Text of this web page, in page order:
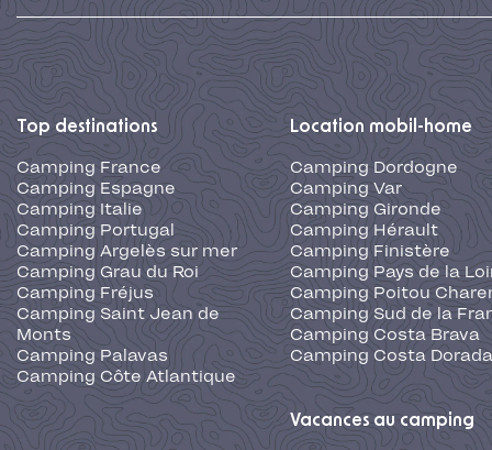
Top destinations
Camping France
Camping Espagne
Camping Italie
Camping Portugal
Camping Argelès sur mer
Camping Grau du Roi
Camping Fréjus
Camping Saint Jean de
Monts
Camping Palavas
Camping Côte Atlantique
Location mobil-home
Camping Dordogne
Camping Var
Camping Gironde
Camping Hérault
Camping Finistère
Camping Pays de la
Camping Poitou
Camping Sud de la
Camping Costa Brava
Camping Costa Dorada
Vacances au camping